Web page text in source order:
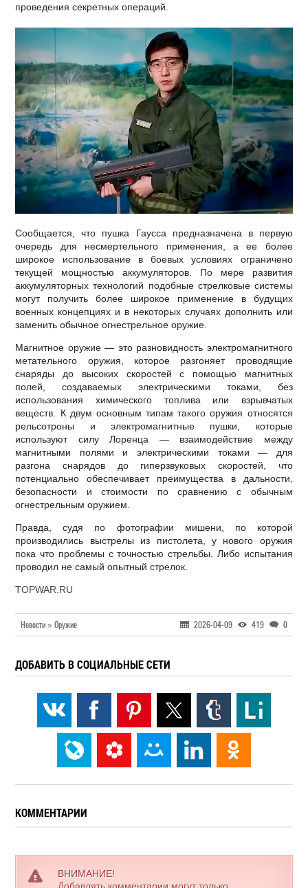
проведения секретных операций.
Сообщается, что пушка Гаусса предназначена в первую
очередь для несмертельного применения, а ее более
широкое использование в боевых условиях ограничено
текущей мощностью аккумуляторов. По мере развития
аккумуляторных технологий подобные стрелковые системы
могут получить более широкое применение в будущих
военных концепциях и в некоторых случаях дополнить или
заменить обычное огнестрельное оружие.
Магнитное оружие — это разновидность электромагнитного
метательного оружия, которое разгоняет проводящие
снаряды до высоких скоростей с помощью магнитных
полей, создаваемых электрическими токами, без
использования химического топлива или взрывчатых
веществ. К двум основным типам такого оружия относятся
рельсотроны и электромагнитные пушки, которые
используют силу Лоренца — взаимодействие между
магнитными полями и электрическими токами — для
разгона снарядов до гиперзвуковых скоростей, что
потенциально обеспечивает преимущества в дальности,
безопасности и стоимости по сравнению с обычным
огнестрельным оружием.
Правда, судя по фотографии мишени, по которой
производились выстрелы из пистолета, у нового оружия
пока что проблемы с точностью стрельбы. Либо испытания
проводил не самый опытный стрелок.
TOPWAR.RU
Новости » Оружие 2026-04-09 419 0
ДОБАВИТЬ В СОЦИАЛЬНЫЕ СЕТИ
КОММЕНТАРИИ
ВНИМАНИЕ!
Добавлять комментарии могут только